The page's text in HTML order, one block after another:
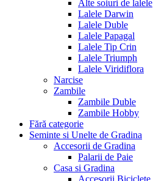
Alte soiuri de lalele
Lalele Darwin
Lalele Duble
Lalele Papagal
Lalele Tip Crin
Lalele Triumph
Lalele Viridiflora
Narcise
Zambile
Zambile Duble
Zambile Hobby
Fără categorie
Seminte si Unelte de Gradina
Accesorii de Gradina
Palarii de Paie
Casa si Gradina
Accesorii Biciclete